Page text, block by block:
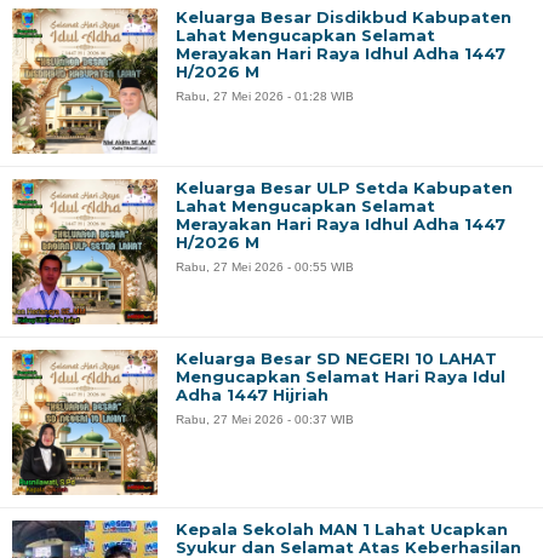
Keluarga Besar Disdikbud Kabupaten
Lahat Mengucapkan Selamat
Merayakan Hari Raya Idhul Adha 1447
H/2026 M
Rabu, 27 Mei 2026 - 01:28 WIB
Keluarga Besar ULP Setda Kabupaten
Lahat Mengucapkan Selamat
Merayakan Hari Raya Idhul Adha 1447
H/2026 M
Rabu, 27 Mei 2026 - 00:55 WIB
Keluarga Besar SD NEGERI 10 LAHAT
Mengucapkan Selamat Hari Raya Idul
Adha 1447 Hijriah
Rabu, 27 Mei 2026 - 00:37 WIB
Kepala Sekolah MAN 1 Lahat Ucapkan
Syukur dan Selamat Atas Keberhasilan